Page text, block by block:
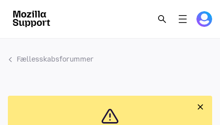
Fællesskabsforummer